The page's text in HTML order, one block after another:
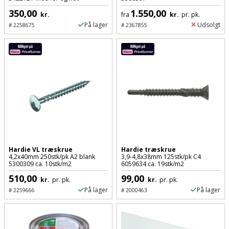
terrassebrædder
Lecablokke
og
fundablokke
Lofttrapper
Murpap
og
murfolie
Mursten
Høvl
Kiler
Koben
Kridtsnor
Lærlingesæt
Landmålerstok
Detektor
Diamantskæremaskine
Dykkerpistol
Dyksav
Excenterslibertilbehør
Fedtsprøjte
Robotplæneklipper
Robotplæneklipper
tilbehør
Vertikalskærer
Vinduesvasker
Drivhustilbehør
Elartikler
Flagstænger
Garderobe
opbevaring
Gavekort
350,00 kr.
#2258675 På lager
fra 1.550,00 kr. pr. pk.
#2367855 Udsolgt
Hardie VL træskrue
4,2x40mm 250stk/pk A2 blank
5300309 ca. 10stk/m2
510,00 kr. pr. pk.
#2259666 På lager
Hardie træskrue
3,9-4,8x38mm 125stk/pk C4
6059634 ca. 19stk/m2
99,00 kr. pr. pk.
#2000463 På lager